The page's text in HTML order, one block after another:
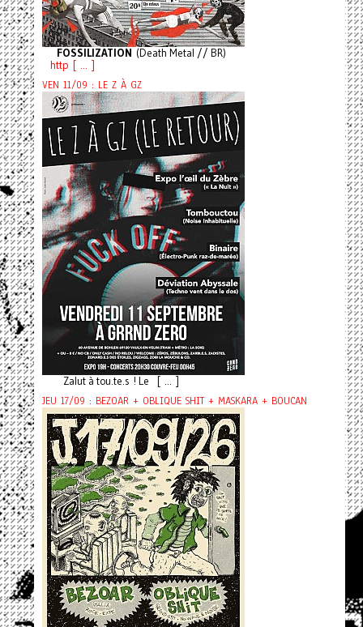
FOSSILIZATION (Death Metal // BR)
http [ ... ]
VEN 11/09 : LE Z À GZ
Zalut à tou.te.s ! Le [ ... ]
JEU 17/09 : BEZOAR + OBLIQUE SHIT + MASKARA + BOUCAN